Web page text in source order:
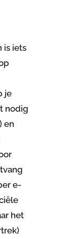
is iets
je
nodig
en
e-
het